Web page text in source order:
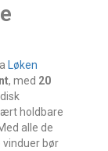
Løken
, med 20
holdbare
alle de
bør